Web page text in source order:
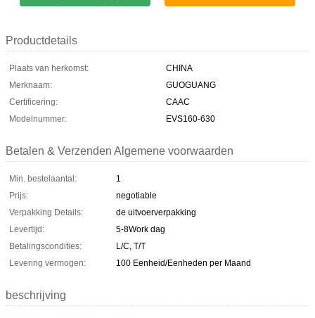
Productdetails
Plaats van herkomst:
CHINA
Merknaam:
GUOGUANG
Certificering:
CAAC
Modelnummer:
EVS160-630
Betalen & Verzenden Algemene voorwaarden
Min. bestelaantal:
1
Prijs:
negotiable
Verpakking Details:
de uitvoerverpakking
Levertijd:
5-8Work dag
Betalingscondities:
L/C, T/T
Levering vermogen:
100 Eenheid/Eenheden per Maand
beschrijving